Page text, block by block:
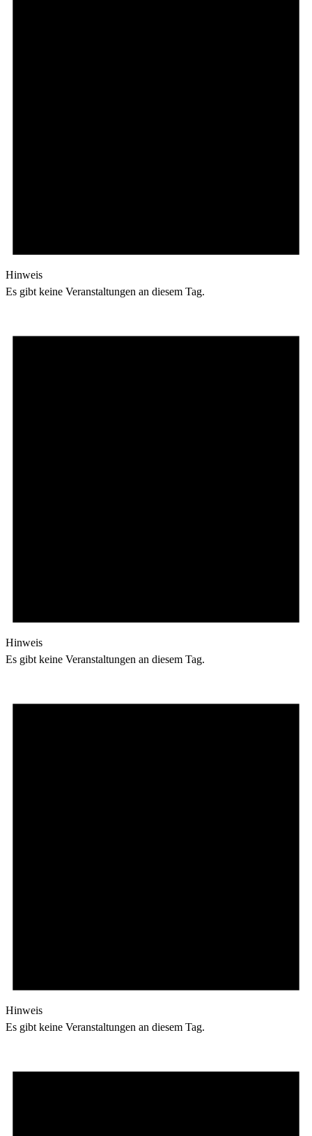
Hinweis
Es gibt keine Veranstaltungen an diesem Tag.
Hinweis
Es gibt keine Veranstaltungen an diesem Tag.
Hinweis
Es gibt keine Veranstaltungen an diesem Tag.